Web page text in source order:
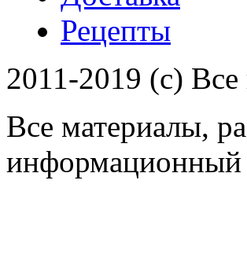
Рецепты
2011-2019 (c)
Все материалы,
информационный